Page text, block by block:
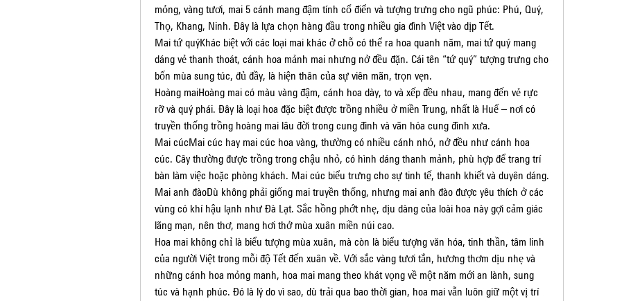
mỏng, vàng tươi, mai 5 cánh mang đậm tính cổ điển và tượng trưng cho ngũ phúc: Phú, Quý,
Thọ, Khang, Ninh. Đây là lựa chọn hàng đầu trong nhiều gia đình Việt vào dịp Tết.
Mai tứ quýKhác biệt với các loại mai khác ở chỗ có thể ra hoa quanh năm, mai tứ quý mang
dáng vẻ thanh thoát, cánh hoa mảnh mai nhưng nở đều đặn. Cái tên “tứ quý” tượng trưng cho
bốn mùa sung túc, đủ đầy, là hiện thân của sự viên mãn, trọn vẹn.
Hoàng maiHoàng mai có màu vàng đậm, cánh hoa dày, to và xếp đều nhau, mang đến vẻ rực
rỡ và quý phái. Đây là loại hoa đặc biệt được trồng nhiều ở miền Trung, nhất là Huế – nơi có
truyền thống trồng hoàng mai lâu đời trong cung đình và văn hóa cung đình xưa.
Mai cúcMai cúc hay mai cúc hoa vàng, thường có nhiều cánh nhỏ, nở đều như cánh hoa
cúc. Cây thường được trồng trong chậu nhỏ, có hình dáng thanh mảnh, phù hợp để trang trí
bàn làm việc hoặc phòng khách. Mai cúc biểu trưng cho sự tinh tế, thanh khiết và duyên dáng.
Mai anh đàoDù không phải giống mai truyền thống, nhưng mai anh đào được yêu thích ở các
vùng có khí hậu lạnh như Đà Lạt. Sắc hồng phớt nhẹ, dịu dàng của loài hoa này gợi cảm giác
lãng mạn, nên thơ, mang hơi thở mùa xuân miền núi cao.
Hoa mai không chỉ là biểu tượng mùa xuân, mà còn là biểu tượng văn hóa, tinh thần, tâm linh
của người Việt trong mỗi độ Tết đến xuân về. Với sắc vàng tươi tắn, hương thơm dịu nhẹ và
những cánh hoa mỏng manh, hoa mai mang theo khát vọng về một năm mới an lành, sung
túc và hạnh phúc. Đó là lý do vì sao, dù trải qua bao thời gian, hoa mai vẫn luôn giữ một vị trí